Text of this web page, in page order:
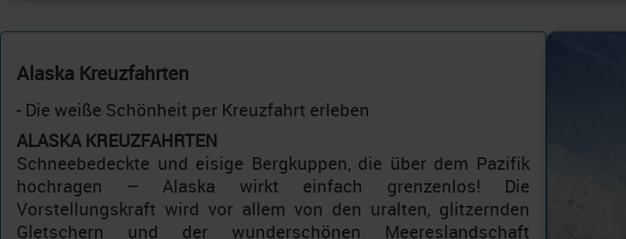
Alaska Kreuzfahrten
- Die weiße Schönheit per Kreuzfahrt erleben
ALASKA KREUZFAHRTEN
Schneebedeckte und eisige Bergkuppen, die über dem Pazifik
hochragen – Alaska wirkt einfach grenzenlos! Die
Vorstellungskraft wird vor allem von den uralten, glitzernden
Gletschern und der wunderschönen Meereslandschaft